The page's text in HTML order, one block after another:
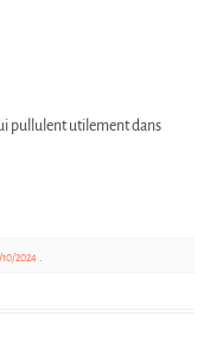
pullulent utilement dans
10/2024.